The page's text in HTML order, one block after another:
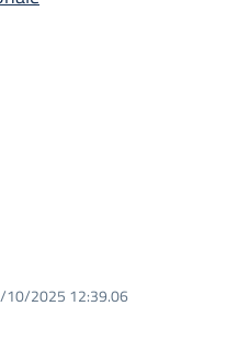
10/2025 12:39.06